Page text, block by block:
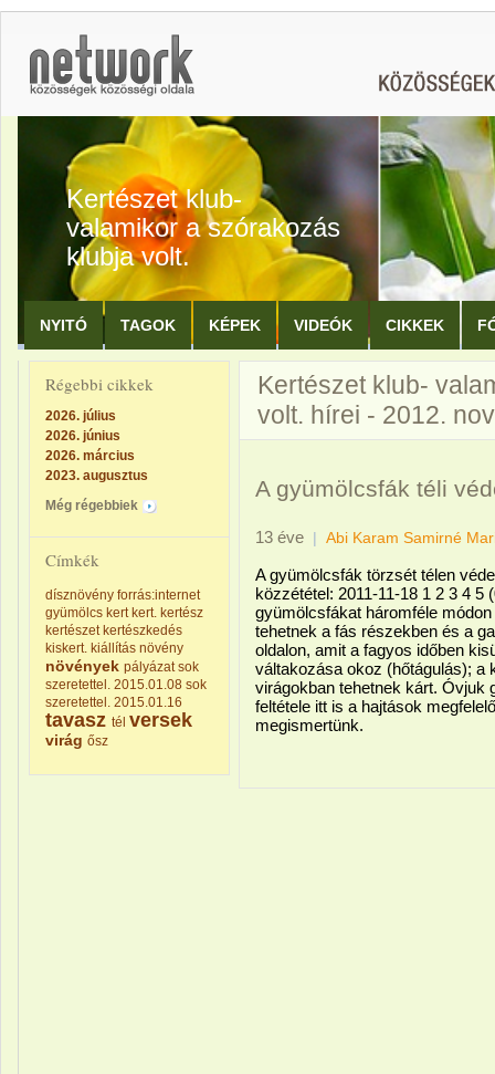
Kertészet klub-
valamikor a szórakozás
klubja volt.
NYITÓ TAGOK KÉPEK VIDEÓK CIKKEK
Régebbi cikkek
2026. július
2026. június
2026. március
2023. augusztus
Még régebbiek
Címkék
dísznövény forrás:internet
gyümölcs kert kert. kertész
kertészet kertészkedés
kiskert. kiállítás növény
növények pályázat sok
szeretettel. 2015.01.08 sok
szeretettel. 2015.01.16
tavasz tél versek
virág ősz
Kertészet klub-
volt. hírei - 2012.
A gyümölcsfák téli
13 éve | Abi Karam Samirné
A gyümölcsfák törzsét télen
közzététel: 2011-11-18 1 2 3 4
gyümölcsfákat háromféle
tehetnek a fás részekben és a
oldalon, amit a fagyos időben
váltakozása okoz (hőtágulás); a
virágokban tehetnek kárt. Óvjuk
feltétele itt is a hajtások
megismertünk.